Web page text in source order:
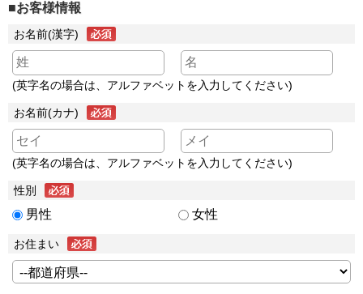
■お客様情報
お名前(漢字)
(英字名の場合は、アルファベットを入力してください)
お名前(カナ)
(英字名の場合は、アルファベットを入力してください)
性別
男性 女性
お住まい